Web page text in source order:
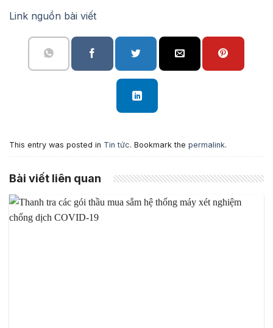
Link nguồn bài viết
This entry was posted in Tin tức. Bookmark the permalink.
Bài viết liên quan